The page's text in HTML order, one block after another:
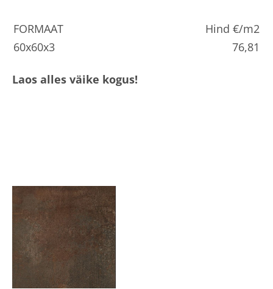
FORMAAT
Hind €/m2
60x60x3
76,81
Laos alles väike kogus!